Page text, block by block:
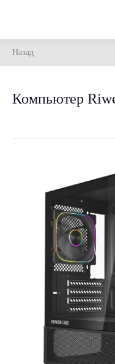
Назад
Компьютер